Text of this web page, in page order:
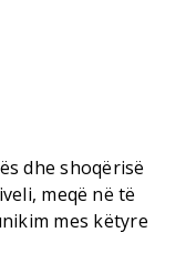
dhe shoqërisë
meqë në të
mes këtyre